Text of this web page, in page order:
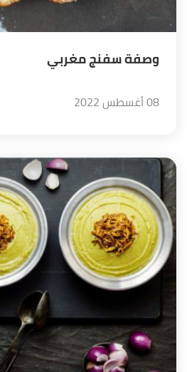
وصفة سفنج مغربي
08 أغسطس 2022